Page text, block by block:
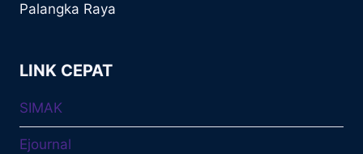
Palangka Raya
LINK CEPAT
SIMAK
Ejournal